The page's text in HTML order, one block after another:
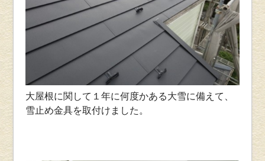
大屋根に関して１年に何度かある大雪に備えて、
雪止め金具を取付けました。